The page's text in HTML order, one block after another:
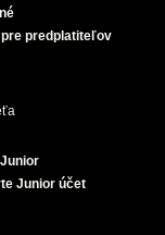
pre predplatiteľov
Junior účet